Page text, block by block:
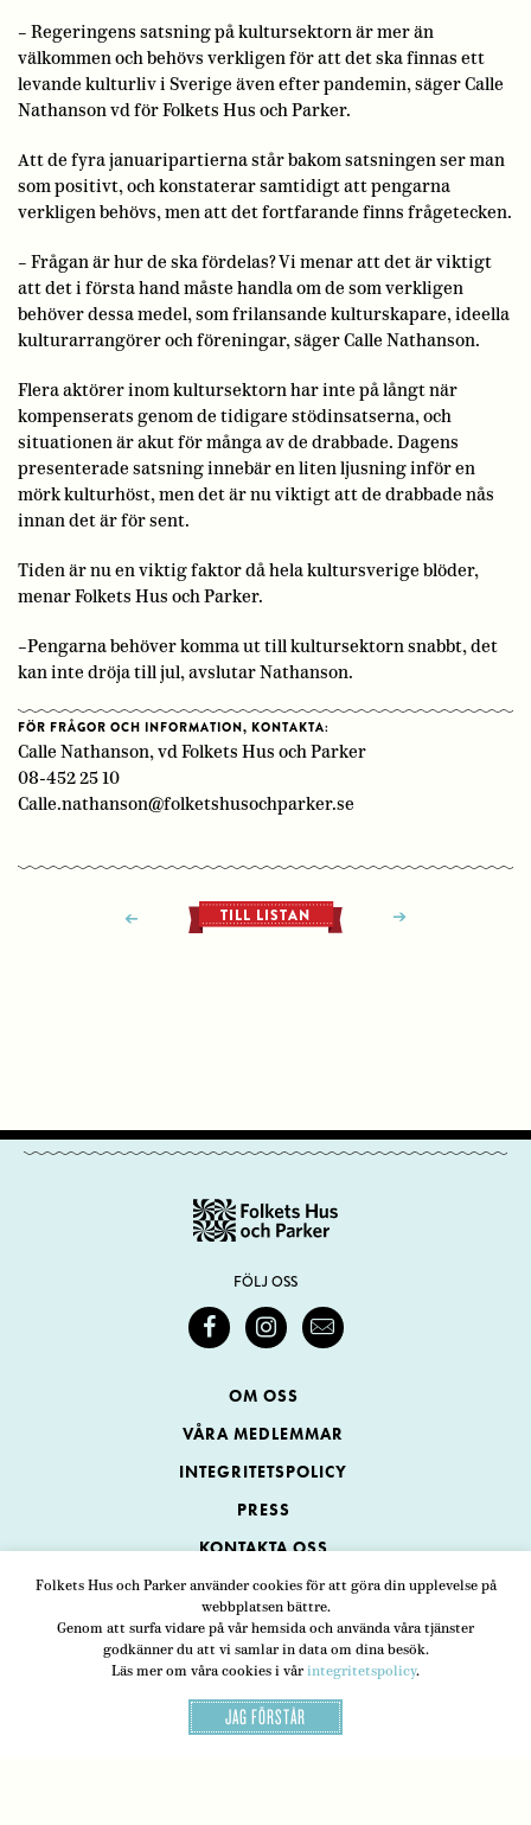
Folkets Hus och Parker använder cookies för att göra din upplevelse på
webbplatsen bättre.
Genom att surfa vidare på vår hemsida och använda våra tjänster
godkänner du att vi samlar in data om dina besök.
Läs mer om våra cookies i vår integritetspolicy.
JAG FÖRSTÅR
– Regeringens satsning på kultursektorn är mer än
välkommen och behövs verkligen för att det ska finnas ett
levande kulturliv i Sverige även efter pandemin, säger Calle
Nathanson vd för Folkets Hus och Parker.
Att de fyra januaripartierna står bakom satsningen ser man
som positivt, och konstaterar samtidigt att pengarna
verkligen behövs, men att det fortfarande finns frågetecken.
– Frågan är hur de ska fördelas? Vi menar att det är viktigt
att det i första hand måste handla om de som verkligen
behöver dessa medel, som frilansande kulturskapare, ideella
kulturarrangörer och föreningar, säger Calle Nathanson.
Flera aktörer inom kultursektorn har inte på långt när
kompenserats genom de tidigare stödinsatserna, och
situationen är akut för många av de drabbade. Dagens
presenterade satsning innebär en liten ljusning inför en
mörk kulturhöst, men det är nu viktigt att de drabbade nås
innan det är för sent.
Tiden är nu en viktig faktor då hela kultursverige blöder,
menar Folkets Hus och Parker.
–Pengarna behöver komma ut till kultursektorn snabbt, det
kan inte dröja till jul, avslutar Nathanson.
FÖR FRÅGOR OCH INFORMATION, KONTAKTA:
Calle Nathanson, vd Folkets Hus och Parker
08-452 25 10
Calle.nathanson@folketshusochparker.se
TILL LISTAN
FÖLJ OSS
OM OSS
VÅRA MEDLEMMAR
INTEGRITETSPOLICY
PRESS
KONTAKTA OSS
Folkets Hus och Parker
ADRESS Swedenborgsgatan 1
118 48 Stockholm
TELEFON 08-452 25 00